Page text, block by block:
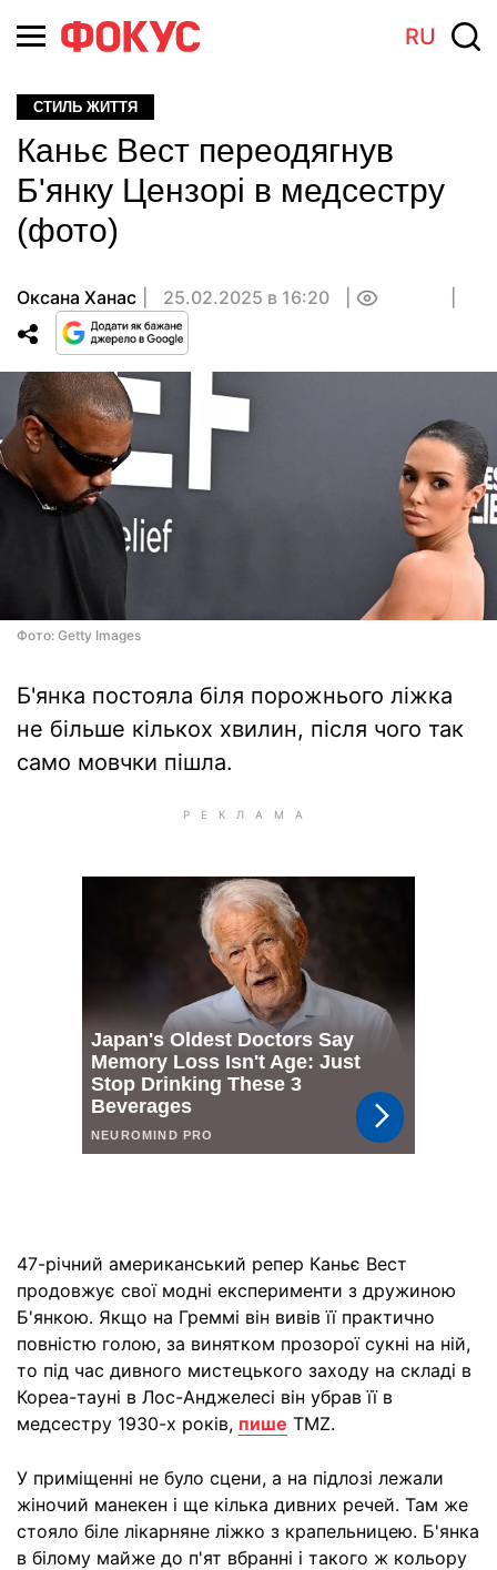
RU
СТИЛЬ ЖИТТЯ
Каньє Вест переодягнув
Б'янку Цензорі в медсестру
(фото)
Оксана Ханас 25.02.2025 в 16:20
Фото: Getty Images
Б'янка постояла біля порожнього ліжка
не більше кількох хвилин, після чого так
само мовчки пішла.
47-річний американський репер Каньє Вест
продовжує свої модні експерименти з дружиною
Б'янкою. Якщо на Греммі він вивів її практично
повністю голою, за винятком прозорої сукні на ній,
то під час дивного мистецького заходу на складі в
Кореа-тауні в Лос-Анджелесі він убрав її в
медсестру 1930-х років, пише TMZ.
У приміщенні не було сцени, а на підлозі лежали
жіночий манекен і ще кілька дивних речей. Там же
стояло біле лікарняне ліжко з крапельницею. Б'янка
в білому майже до п'ят вбранні і такого ж кольору